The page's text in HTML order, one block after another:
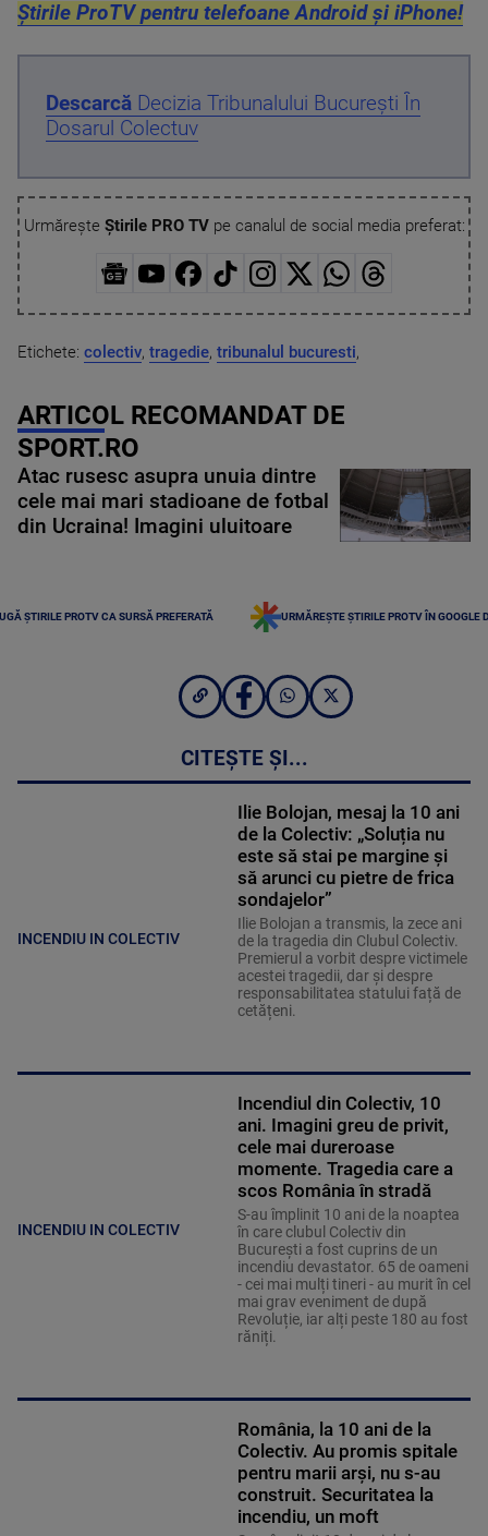
Știrile ProTV pentru telefoane Android și iPhone!
Descarcă Decizia Tribunalului Bucureşti În
Dosarul Colectuv
Urmărește Știrile PRO TVpe canalul de social media preferat:
Etichete: colectiv, tragedie, tribunalul bucuresti,
ARTICOL RECOMANDAT DE
SPORT.RO
Atac rusesc asupra unuia dintre
cele mai mari stadioane de fotbal
din Ucraina! Imagini uluitoare
ȘTIRILE PROTV CA SURSĂ PREFERATĂ URMĂREȘTE ȘTIRILE PROTV ÎN GOOGLE
CITEȘTE ȘI...
INCENDIU IN COLECTIV
Ilie Bolojan, mesaj la 10 ani
de la Colectiv: „Soluția nu
este să stai pe margine și
să arunci cu pietre de frica
sondajelor”
Ilie Bolojan a transmis, la zece ani
de la tragedia din Clubul Colectiv.
Premierul a vorbit despre victimele
acestei tragedii, dar și despre
responsabilitatea statului față de
cetățeni.
INCENDIU IN COLECTIV
Incendiul din Colectiv, 10
ani. Imagini greu de privit,
cele mai dureroase
momente. Tragedia care a
scos România în stradă
S-au împlinit 10 ani de la noaptea
în care clubul Colectiv din
București a fost cuprins de un
incendiu devastator. 65 de oameni
- cei mai mulți tineri - au murit în cel
mai grav eveniment de după
Revoluție, iar alți peste 180 au fost
răniți.
România, la 10 ani de la
Colectiv. Au promis spitale
pentru marii arși, nu s-au
construit. Securitatea la
incendiu, un moft